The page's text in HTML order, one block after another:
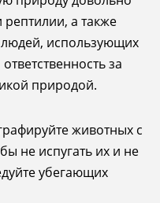
а также
использующих
за
природой.
животных с
не испугать их и не
убегающих